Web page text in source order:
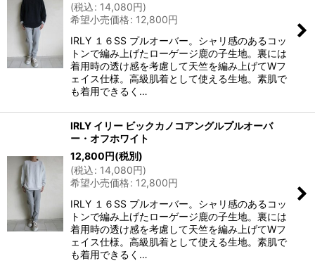
(税込: 14,080円)
希望小売価格: 12,800円
IRLY １６SS プルオーバー。シャリ感のあるコッ
トンで編み上げたローゲージ鹿の子生地。裏には
着用時の透け感を考慮して天竺を編み上げてWフ
ェイス仕様。高級肌着として使える生地。素肌で
も着用できるく…
IRLY イリー ビックカノコアングルプルオーバ
ー・オフホワイト
12,800円(税別)
(税込: 14,080円)
希望小売価格: 12,800円
IRLY １６SS プルオーバー。シャリ感のあるコッ
トンで編み上げたローゲージ鹿の子生地。裏には
着用時の透け感を考慮して天竺を編み上げてWフ
ェイス仕様。高級肌着として使える生地。素肌で
も着用できるく…